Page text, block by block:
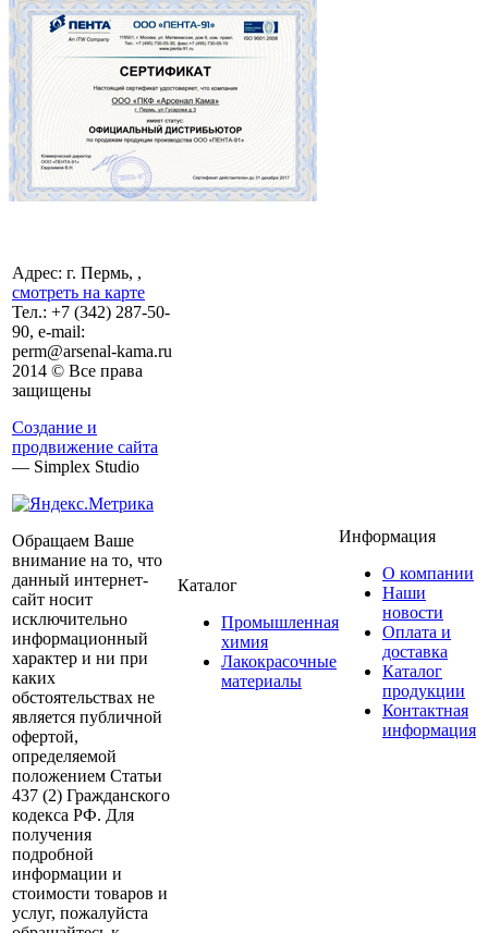
Адрес: г. Пермь, ,
смотреть на карте
Тел.: +7 (342) 287-50-
90, e-mail:
perm@arsenal-kama.ru
2014 © Все права
защищены
Создание и
продвижение сайта
— Simplex Studio
Обращаем Ваше
внимание на то, что
данный интернет-
сайт носит
исключительно
информационный
характер и ни при
каких
обстоятельствах не
является публичной
офертой,
определяемой
положением Статьи
437 (2) Гражданского
кодекса РФ. Для
получения
подробной
информации и
стоимости товаров и
услуг, пожалуйста
Каталог
Промышленная
химия
Лакокрасочные
материалы
Информация
О компании
Наши
новости
Оплата и
доставка
Каталог
продукции
Контактная
информация